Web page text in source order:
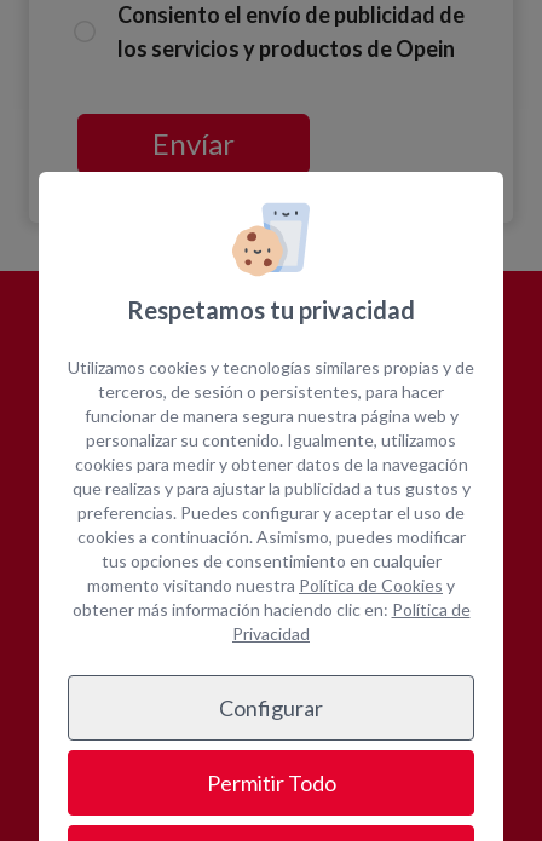
Consiento el envío de publicidad de
los servicios y productos de Opein
Envíar
OPEIN?
Amplia gama de equipos Cotización inmediata
Asistencia técnica in-
Contacta con nosotros
Respetamos tu privacidad
Utilizamos cookies y tecnologías similares propias y de
terceros, de sesión o persistentes, para hacer
funcionar de manera segura nuestra página web y
personalizar su contenido. Igualmente, utilizamos
cookies para medir y obtener datos de la navegación
que realizas y para ajustar la publicidad a tus gustos y
preferencias. Puedes configurar y aceptar el uso de
cookies a continuación. Asimismo, puedes modificar
tus opciones de consentimiento en cualquier
momento visitando nuestra Política de Cookies y
obtener más información haciendo clic en: Política de
Privacidad
Configurar
Permitir Todo